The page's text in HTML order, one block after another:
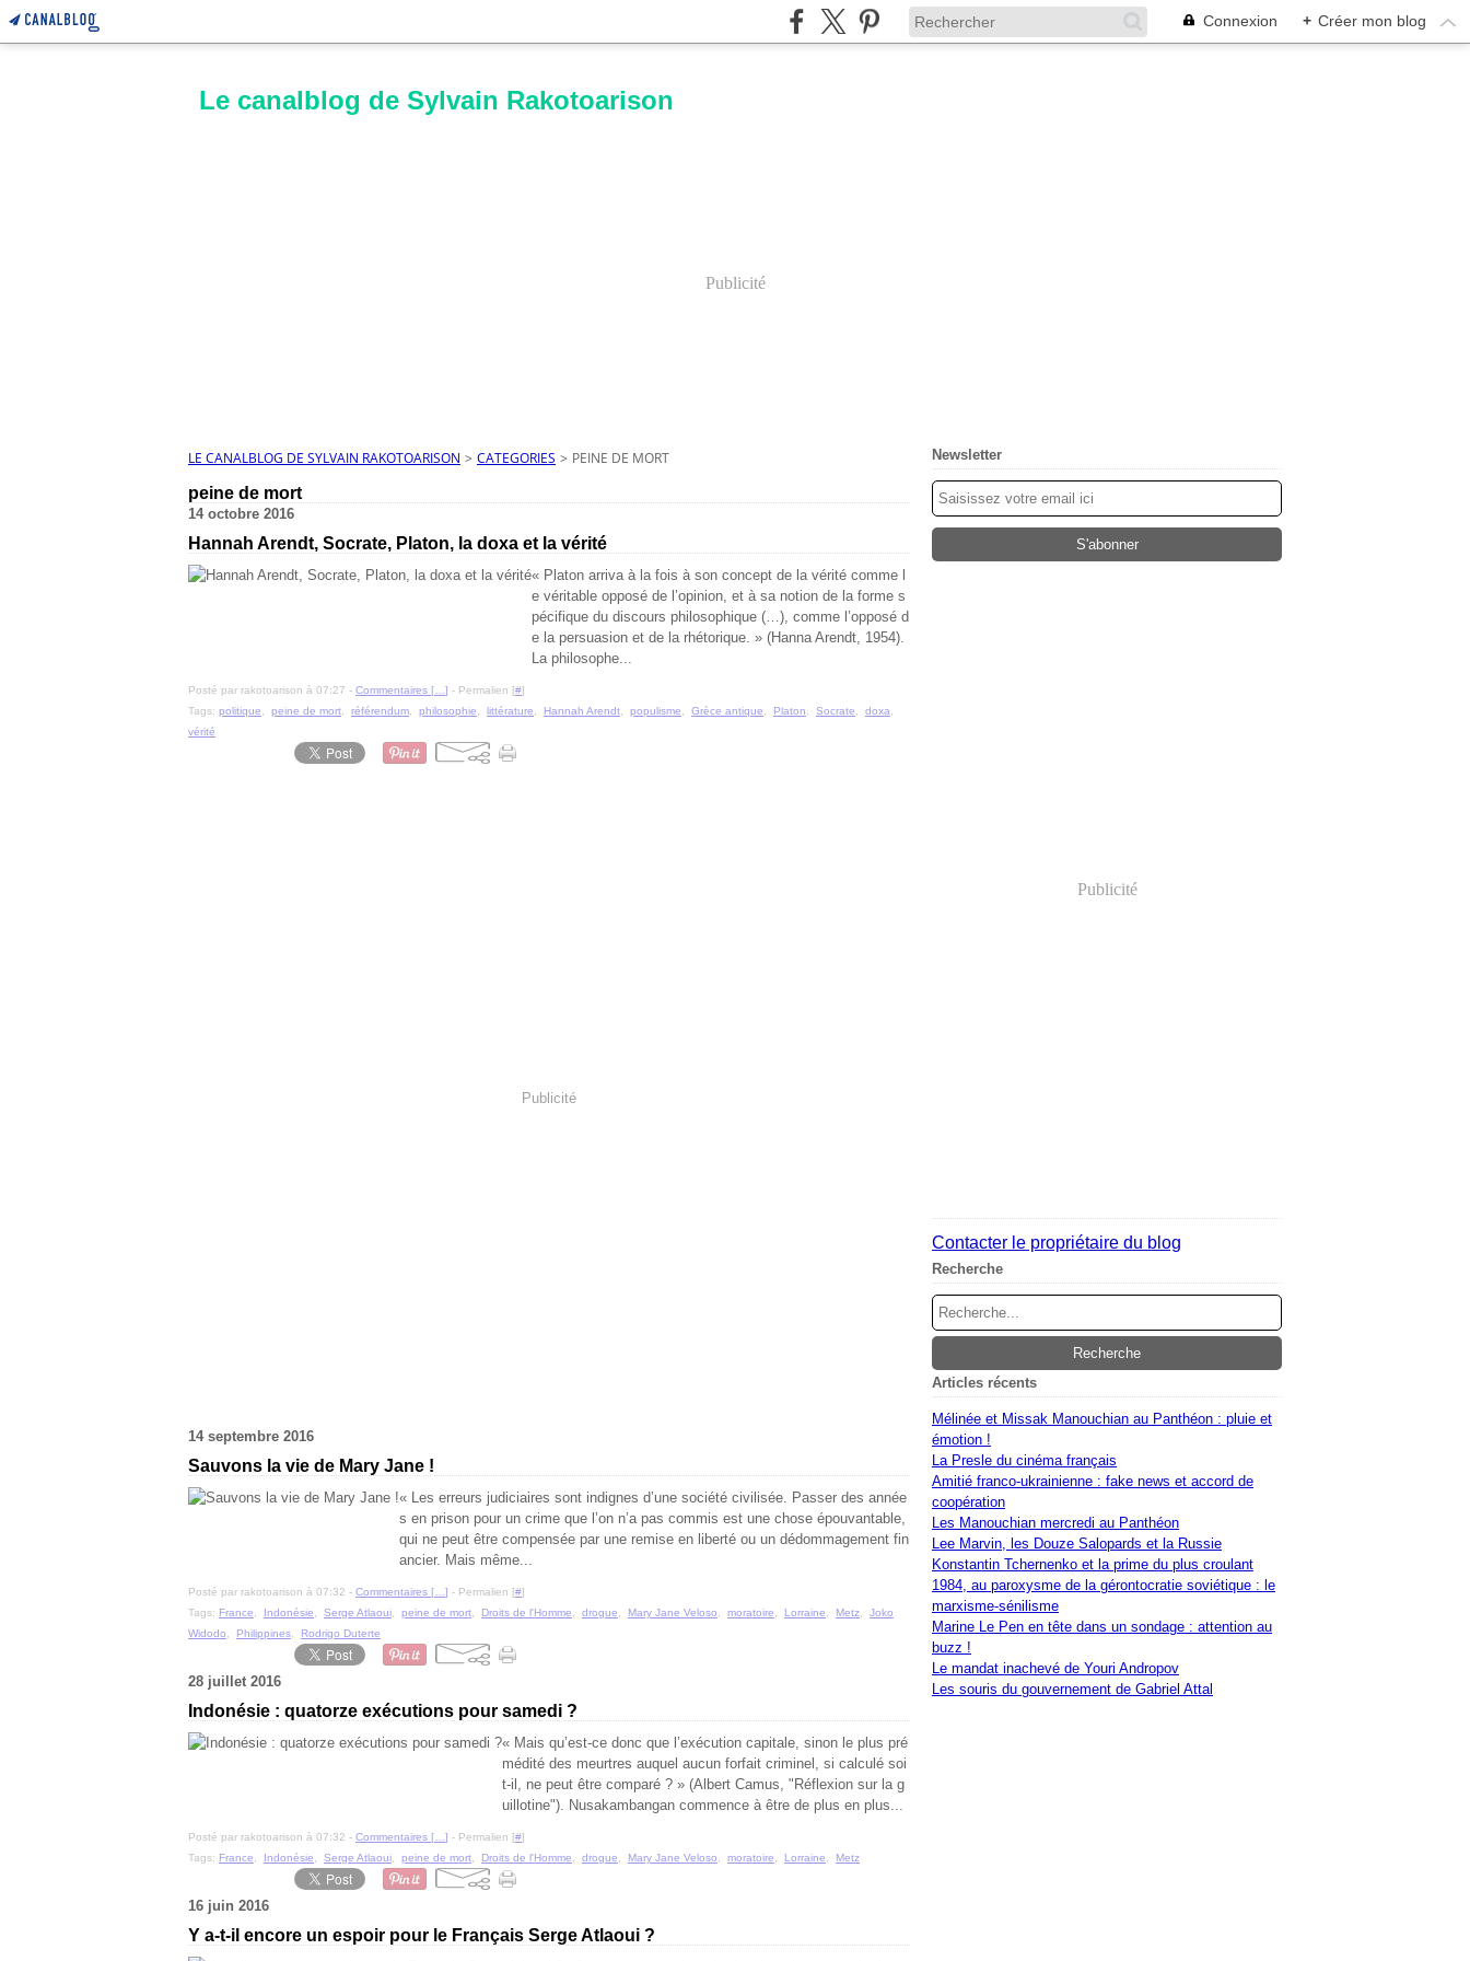
Connexion + Créer mon blog
Le canalblog de Sylvain Rakotoarison
Publicité
LE CANALBLOG DE SYLVAIN RAKOTOARISON > CATEGORIES > PEINE DE MORT
peine de mort
14 octobre 2016
Hannah Arendt, Socrate, Platon, la doxa et la vérité
« Platon arriva à la fois à son concept de la vérité comme l
e véritable opposé de l’opinion, et à sa notion de la forme s
pécifique du discours philosophique (…), comme l’opposé d
e la persuasion et de la rhétorique. » (Hanna Arendt, 1954).
La philosophe...
Posté par rakotoarison à 07:27 - Commentaires [ ] - Permalien [#]
Tags: politique peine de mort référendum philosophie littérature Hannah Arendt populisme Grèce antique Platon Socrate doxa
vérité
Publicité
14 septembre 2016
Sauvons la vie de Mary Jane !
« Les erreurs judiciaires sont indignes d’une société civilisée. Passer des année
s en prison pour un crime que l’on n’a pas commis est une chose épouvantable,
qui ne peut être compensée par une remise en liberté ou un dédommagement fin
ancier. Mais même...
Posté par rakotoarison à 07:32 - Commentaires [ ] - Permalien [#]
Tags: France Indonésie Serge Atlaoui peine de mort Droits de l'Homme drogue Mary Jane Veloso moratoire Lorraine Metz
Joko
Widodo
Philippines Rodrigo Duterte
28 juillet 2016
Indonésie : quatorze exécutions pour samedi ?
« Mais qu’est-ce donc que l’exécution capitale, sinon le plus pré
médité des meurtres auquel aucun forfait criminel, si calculé soi
t-il, ne peut être comparé ? » (Albert Camus, "Réflexion sur la g
uillotine"). Nusakambangan commence à être de plus en plus...
Posté par rakotoarison à 07:32 - Commentaires [ ] - Permalien [#]
Tags: France Indonésie Serge Atlaoui peine de mort Droits de l'Homme drogue Mary Jane Veloso moratoire Lorraine Metz
16 juin 2016
Y a-t-il encore un espoir pour le Français Serge Atlaoui ?
Newsletter
Publicité
Contacter le propriétaire du blog
Recherche
Articles récents
Mélinée et Missak Manouchian au Panthéon : pluie et
émotion !
La Presle du cinéma français
Amitié franco-ukrainienne : fake news et accord de
coopération
Les Manouchian mercredi au Panthéon
Lee Marvin, les Douze Salopards et la Russie
Konstantin Tchernenko et la prime du plus croulant
1984, au paroxysme de la gérontocratie soviétique : le
marxisme-sénilisme
Marine Le Pen en tête dans un sondage : attention au
buzz !
Le mandat inachevé de Youri Andropov
Les souris du gouvernement de Gabriel Attal